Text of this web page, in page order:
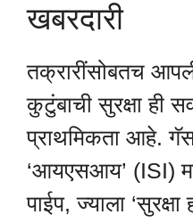
खबरदारी
तक्रारींसोबतच
कुटुंबाची सुरक्षा ही
प्राथमिकता आहे.
‘आयएसआय’ (ISI)
पाईप, ज्याला